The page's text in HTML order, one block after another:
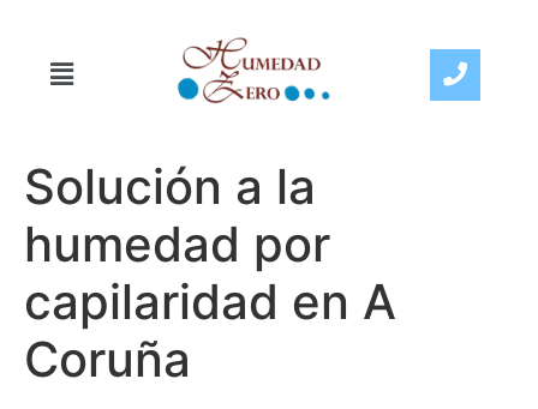
Solución a la
humedad por
capilaridad en A
Coruña